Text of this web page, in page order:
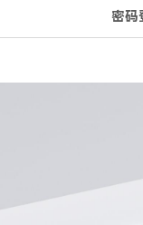
密码